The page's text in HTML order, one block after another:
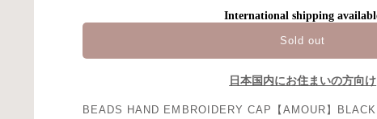
International shipping
Sold out
日本国内にお住まいの方向け
BEADS HAND EMBROIDERY CAP【AMOUR】BLACK